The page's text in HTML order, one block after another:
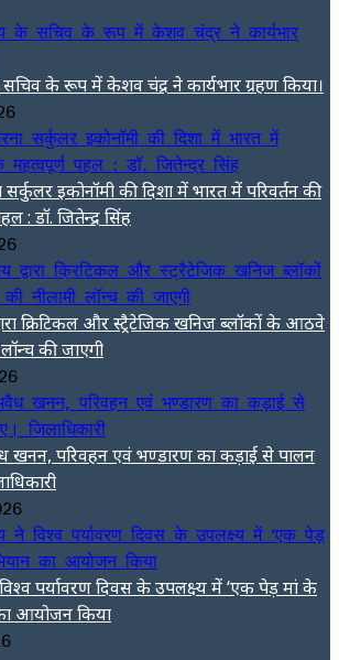
के रूप में केशव चंद्र ने कार्यभार ग्रहण किया।
इकोनॉमी की दिशा में भारत में परिवर्तन की
: डॉ. जितेन्द्र सिंह
क्रिटिकल और स्ट्रैटेजिक खनिज ब्लॉकों के आठवे
लॉन्च की जाएगी
परिवहन एवं भण्डारण का कड़ाई से पालन
पर्यावरण दिवस के उपलक्ष्य में ‘एक पेड़ मां के
आयोजन किया